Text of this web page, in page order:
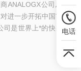
ANALOGX公司总
进一步开拓中国市
是世界上*的快速
位于美国东北部高
品的分离能力从
电话